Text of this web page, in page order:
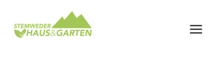
springen